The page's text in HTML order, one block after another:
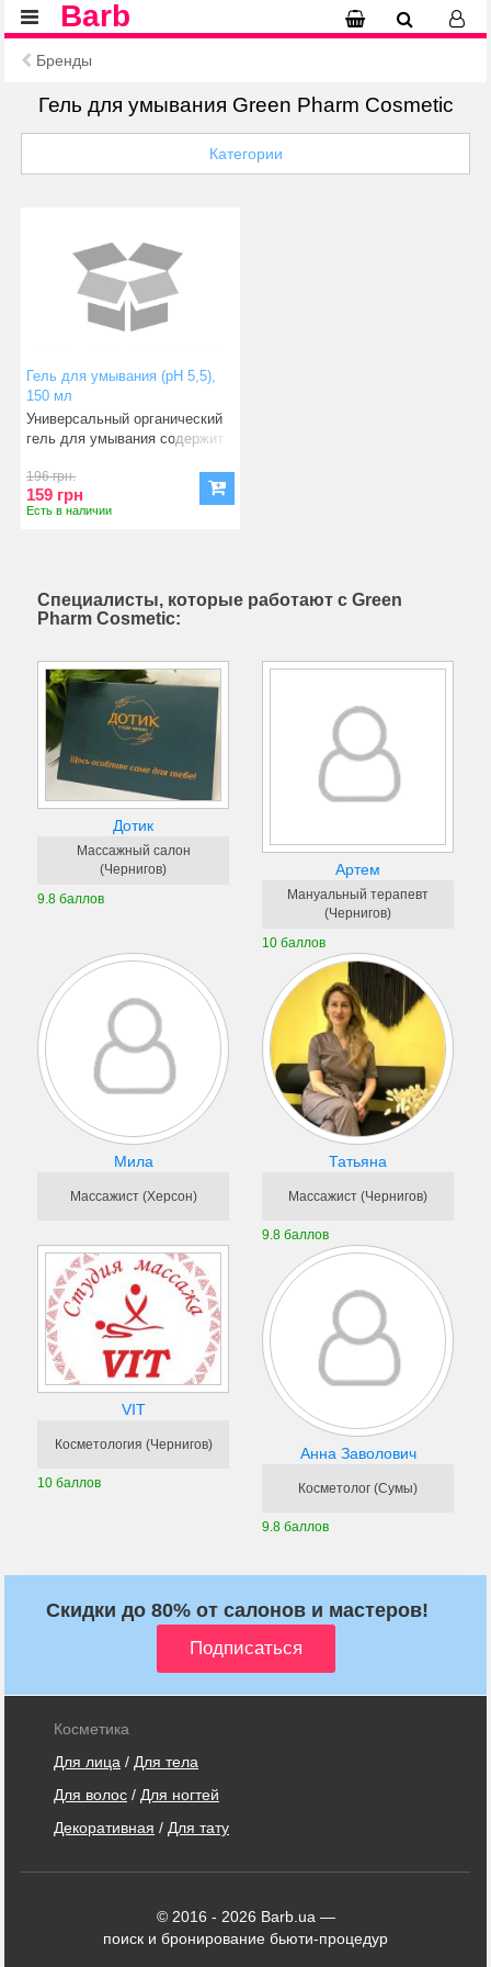
Barb
Бренды
Гель для умывания Green Pharm Cosmetic
Категории
Гель для умывания (рН 5,5),
150 мл
Универсальный органический
гель для умывания содержит
196 грн.
159 грн
Есть в наличии
Специалисты, которые работают с Green
Pharm Cosmetic:
Дотик
Массажный салон
(Чернигов)
9.8 баллов
Артем
Мануальный терапевт
(Чернигов)
10 баллов
Мила
Массажист (Херсон)
Татьяна
Массажист (Чернигов)
9.8 баллов
VIT
Косметология (Чернигов)
10 баллов
Анна Заволович
Косметолог (Сумы)
9.8 баллов
Скидки до 80% от салонов и мастеров!
Косметика
Для лица / Для тела
Для волос / Для ногтей
Декоративная / Для тату
© 2016 - 2026 Barb.ua —
поиск и бронирование бьюти-процедур